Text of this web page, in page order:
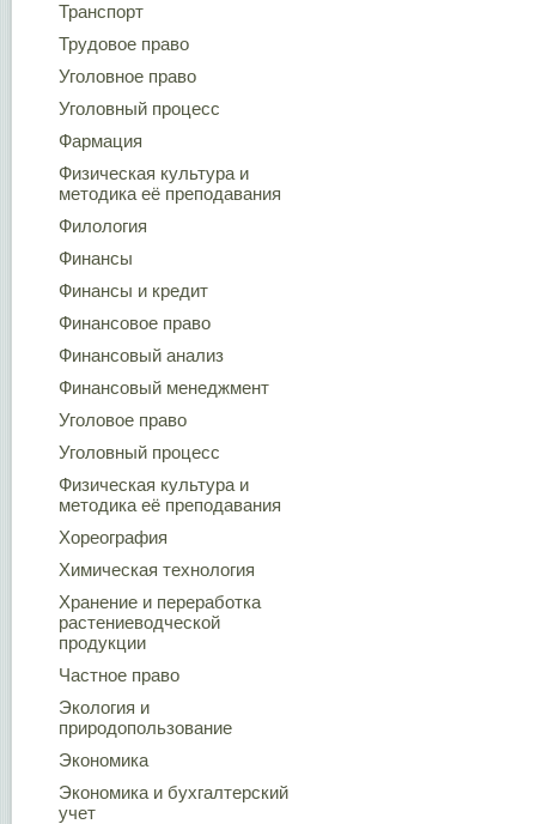
Транспорт
Трудовое право
Уголовное право
Уголовный процесс
Фармация
Физическая культура и
методика её преподавания
Филология
Финансы
Финансы и кредит
Финансовое право
Финансовый анализ
Финансовый менеджмент
Уголовое право
Уголовный процесс
Физическая культура и
методика её преподавания
Хореография
Химическая технология
Хранение и переработка
растениеводческой
продукции
Частное право
Экология и
природопользование
Экономика
Экономика и бухгалтерский
учет